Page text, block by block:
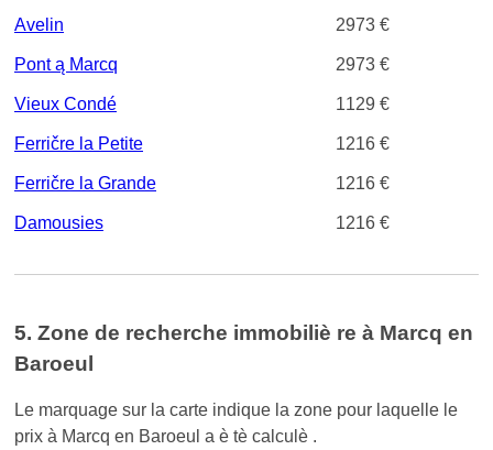
Avelin 2973 €
Pont ą Marcq 2973 €
Vieux Condé 1129 €
Ferričre la Petite 1216 €
Ferričre la Grande 1216 €
Damousies 1216 €
5. Zone de recherche immobiliè re à Marcq en
Baroeul
Le marquage sur la carte indique la zone pour laquelle le
prix à Marcq en Baroeul a è tè calculè .